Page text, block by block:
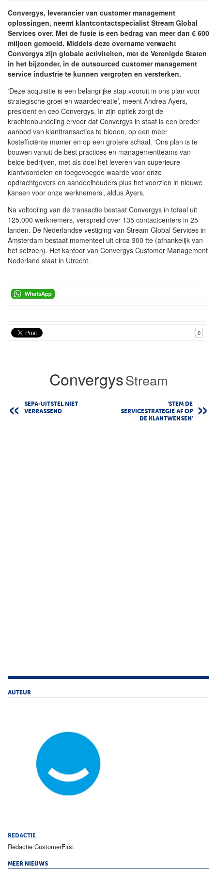
Convergys, leverancier van customer management
oplossingen, neemt klantcontactspecialist Stream Global
Services over. Met de fusie is een bedrag van meer dan € 600
miljoen gemoeid. Middels deze overname verwacht
Convergys zijn globale activiteiten, met de Verenigde Staten
in het bijzonder, in de outsourced customer management
service industrie te kunnen vergroten en versterken.
‘Deze acquisitie is een belangrijke stap vooruit in ons plan voor
strategische groei en waardecreatie’, meent Andrea Ayers,
president en ceo Convergys. In zijn optiek zorgt de
krachtenbundeling ervoor dat Convergys in staat is een breder
aanbod van klanttransacties te bieden, op een meer
kostefficiënte manier en op een grotere schaal. ‘Ons plan is te
bouwen vanuit de best practices en managementteams van
beide bedrijven, met als doel het leveren van superieure
klantvoordelen en toegevoegde waarde voor onze
opdrachtgevers en aandeelhouders plus het voorzien in nieuwe
kansen voor onze werknemers’, aldus Ayers.
Na voltooiing van de transactie bestaat Convergys in totaal uit
125.000 werknemers, verspreid over 135 contactcenters in 25
landen. De Nederlandse vestiging van Stream Global Services in
Amsterdam bestaat momenteel uit circa 300 fte (afhankelijk van
het seizoen). Het kantoor van Convergys Customer Management
Nederland staat in Utrecht.
0
ConvergysStream
SEPA-UITSTEL NIET
VERRASSEND
'STEM DE
SERVICESTRATEGIE AF OP
DE KLANTWENSEN'
AUTEUR
REDACTIE
Redactie CustomerFirst
MEER NIEUWS